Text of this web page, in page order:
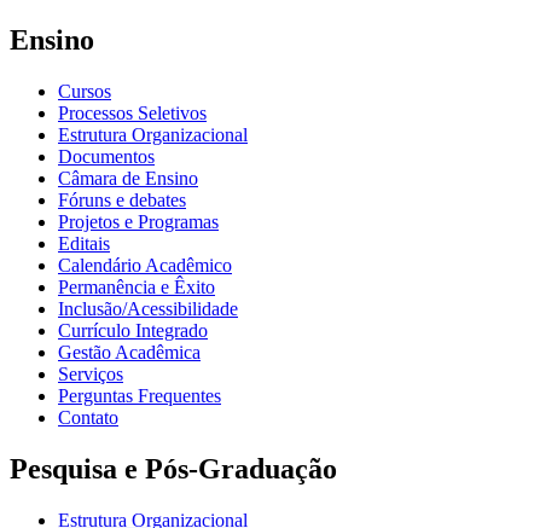
Ensino
Cursos
Processos Seletivos
Estrutura Organizacional
Documentos
Câmara de Ensino
Fóruns e debates
Projetos e Programas
Editais
Calendário Acadêmico
Permanência e Êxito
Inclusão/Acessibilidade
Currículo Integrado
Gestão Acadêmica
Serviços
Perguntas Frequentes
Contato
Pesquisa e Pós-Graduação
Estrutura Organizacional